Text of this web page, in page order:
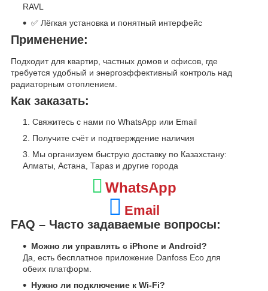
RAVL
✅ Лёгкая установка и понятный интерфейс
Применение:
Подходит для квартир, частных домов и офисов, где
требуется удобный и энергоэффективный контроль над
радиаторным отоплением.
Как заказать:
Свяжитесь с нами по WhatsApp или Email
Получите счёт и подтверждение наличия
Мы организуем быструю доставку по Казахстану:
Алматы, Астана, Тараз и другие города
WhatsApp
Email
FAQ – Часто задаваемые вопросы:
Можно ли управлять с iPhone и Android?
Да, есть бесплатное приложение Danfoss Eco для
обеих платформ.
Нужно ли подключение к Wi-Fi?